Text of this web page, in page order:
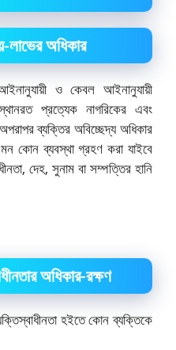
অধিকার
ও কেবল আইনানুযায়ী
প্রত্যেক নাগরিকের এবং
ব্যক্তির অবিচ্ছেদ্য অধিকার
কোন ব্যবস্থা গ্রহণ করা যাইবে
দেহ, সুনাম বা সম্পত্তির হানি
অধিকার-রক্ষণ
হইতে কোন ব্যক্তিকে